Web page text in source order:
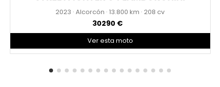
2023 · Alcorcón · 13.800 · 208 cv
30290 €
Ver esta moto